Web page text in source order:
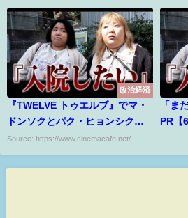
政治経済
『TWELVE トゥエルブ』でマ・
ドンソクとパク・ヒョンシクが
運命を賭けた決戦へ
Source: https://www.cinemacafe.net/...
「ま
PR【